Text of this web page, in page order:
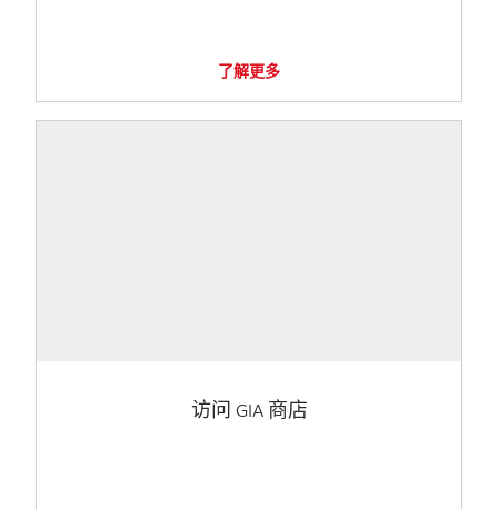
了解更多
访问 GIA 商店